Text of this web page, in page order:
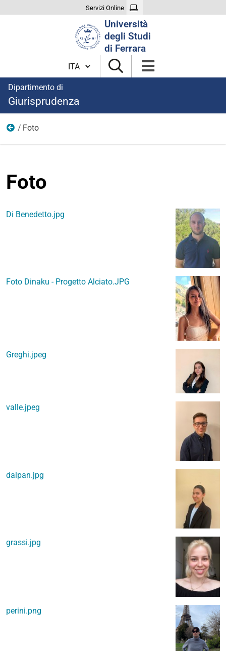
Servizi Online
Università
degli Studi
di Ferrara
Cambia lingua
Dipartimento di
Giurisprudenza
Percorso di eccellenza "Andrea Alciato"
Foto
Foto
Di Benedetto.jpg
Foto Dinaku - Progetto Alciato.JPG
Greghi.jpeg
valle.jpeg
dalpan.jpg
grassi.jpg
perini.png